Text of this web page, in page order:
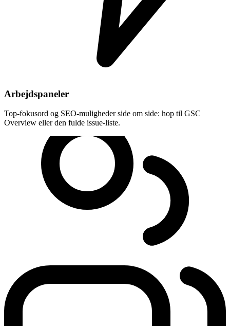
Arbejdspaneler
Top-fokusord og SEO-muligheder side om side: hop til GSC
Overview eller den fulde issue-liste.